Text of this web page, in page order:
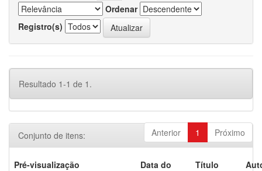
Ordenar
Registro(s)
Resultado 1-1 de 1.
Anterior 1 Próximo
Conjunto de itens:
Pré-visualização
Data do
Título